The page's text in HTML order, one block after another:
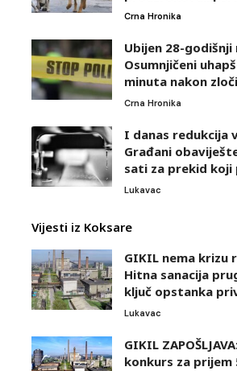
Crna Hronika
Ubijen 28-godišnji
Osumnjičeni
minuta nakon
Crna Hronika
I danas redukcija
Građani
sati za prekid koji
Lukavac
Vijesti iz Koksare
GIKIL nema krizu
Hitna sanacija
ključ opstanka
Lukavac
GIKIL
konkurs za prijem